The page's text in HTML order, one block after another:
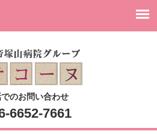
のお問い合わせ
6652-7661